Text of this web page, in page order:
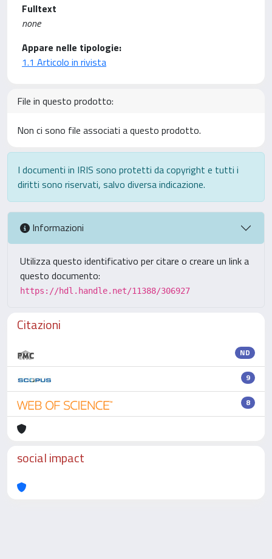
Fulltext
none
Appare nelle tipologie:
1.1 Articolo in rivista
File in questo prodotto:
Non ci sono file associati a questo prodotto.
I documenti in IRIS sono protetti da copyright e tutti i
diritti sono riservati, salvo diversa indicazione.
Informazioni
Utilizza questo identificativo per citare o creare un link a
questo documento:
https://hdl.handle.net/11388/306927
Citazioni
ND
9
8
social impact